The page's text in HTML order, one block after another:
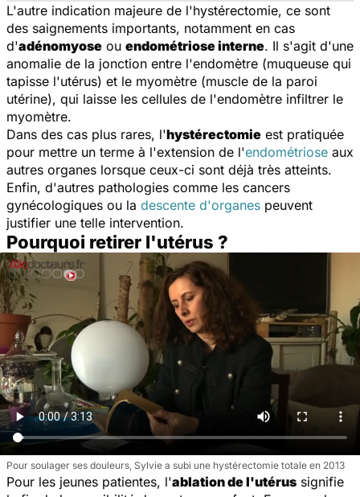
L'autre indication majeure de l'hystérectomie, ce sont
des saignements importants, notamment en cas
d'adénomyose ou endométriose interne. Il s'agit d'une
anomalie de la jonction entre l'endomètre (muqueuse qui
tapisse l'utérus) et le myomètre (muscle de la paroi
utérine), qui laisse les cellules de l'endomètre infiltrer le
myomètre.
Dans des cas plus rares, l'hystérectomie est pratiquée
pour mettre un terme à l'extension de l'endométriose aux
autres organes lorsque ceux-ci sont déjà très atteints.
Enfin, d'autres pathologies comme les cancers
gynécologiques ou la descente d'organes peuvent
justifier une telle intervention.
Pourquoi retirer l'utérus ?
Pour soulager ses douleurs, Sylvie a subi une hystérectomie totale en 2013
Pour les jeunes patientes, l'ablation de l'utérus signifie